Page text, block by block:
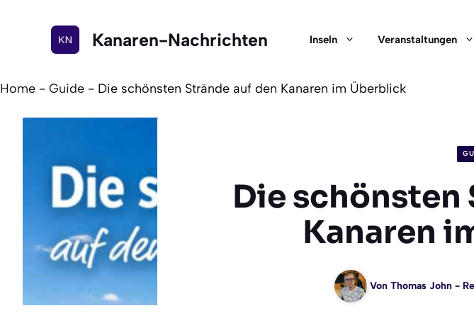
Kanaren-Nachrichten Inseln Veranstaltungen
Home - Guide - Die schönsten Strände auf den Kanaren im Überblick
Die schönsten
Kanaren
Von Thomas John-